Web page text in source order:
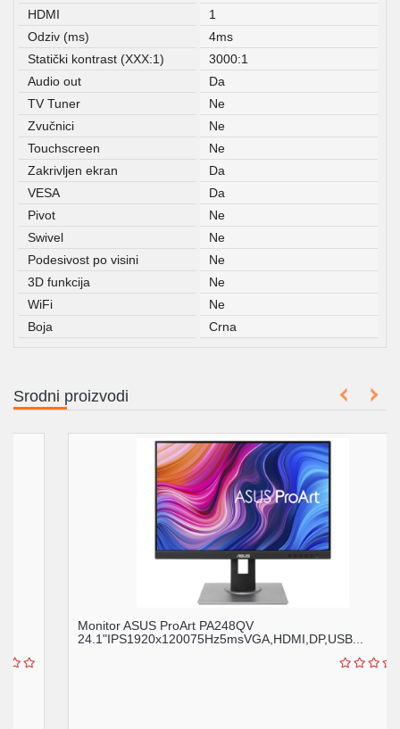
HDMI
1
Odziv (ms)
4ms
Statički kontrast (XXX:1)
3000:1
Audio out
Da
TV Tuner
Ne
Zvučnici
Ne
Touchscreen
Ne
Zakrivljen ekran
Da
VESA
Da
Pivot
Ne
Swivel
Ne
Podesivost po visini
Ne
3D funkcija
Ne
WiFi
Ne
Boja
Crna
Srodni proizvodi
Monitor ASUS ProArt PA248QV
24.1"IPS1920x120075Hz5msVGA,HDMI,DP,USB...